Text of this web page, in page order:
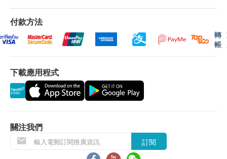
可減少細菌生長，減少異味和皮膚過敏
規格
中碼
總吸濕量：750 毫升（5次x150毫升）
包裝規格：18片（細包裝：9片）
大碼
總吸濕量：750 毫升（5次x150毫升）
包裝規格：16片（細包裝：8片）
不排除運送時間會因節日而有所影響。當八號烈風
訊號懸掛或黑色暴雨警告生效時，送貨服務時間將
會延遲。
所有訂單須視乎相關貨品的供應情況再作最後確
易有權拒絕接受該訂單，並且會於送貨前透過電話
或電郵通知顧客再作安排。
當顧客收取已訂購之貨品時，有責任檢查貨品是否
有損毀情況，一經確認簽收，恕不接受退換。
退換產品必須包裝完整，如退換之產品有任何殘缺
付款方法
轉
帳
下載應用程式
關注我們
訂閱